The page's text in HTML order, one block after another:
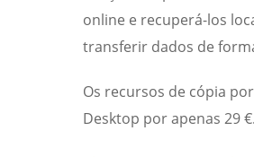
online e recuperá-los
transferir dados de
Os recursos de cópia
Desktop por apenas 29 €.